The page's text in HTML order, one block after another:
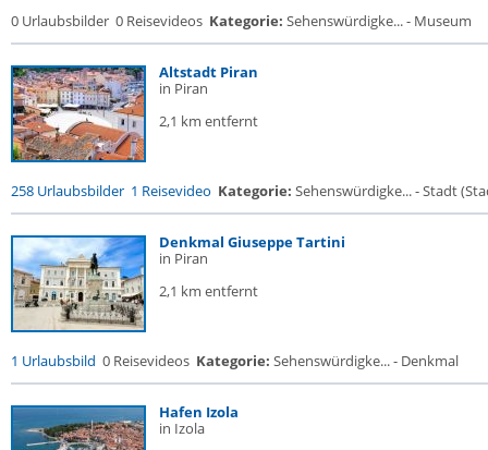
0 Urlaubsbilder 0 Reisevideos Kategorie: Sehenswürdigke... - Museum
Altstadt Piran
in Piran
2,1 km entfernt
258 Urlaubsbilder 1 Reisevideo Kategorie: Sehenswürdigke... - Stadt
Denkmal Giuseppe Tartini
in Piran
2,1 km entfernt
1 Urlaubsbild 0 Reisevideos Kategorie: Sehenswürdigke... - Denkmal
Hafen Izola
in Izola